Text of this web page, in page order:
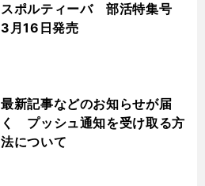
スポルティーバ 部活特集号
3月16日発売
最新記事などのお知らせが届
く プッシュ通知を受け取る方
法について